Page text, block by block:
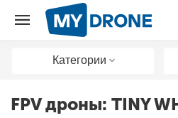
Категории
FPV дроны: TINY